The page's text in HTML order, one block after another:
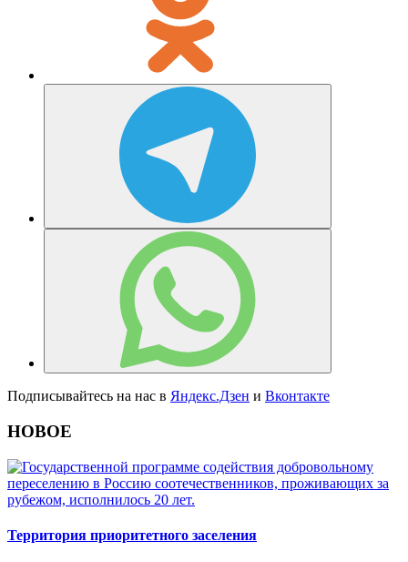
Подписывайтесь на нас в Яндекс.Дзен и Вконтакте
НОВОЕ
Территория приоритетного заселения